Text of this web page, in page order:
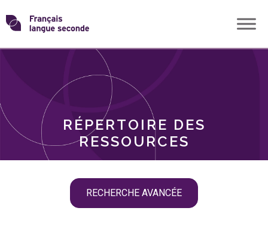
Skip
toTransformons
langue
RÉPERTOIRE DES
RESSOURCES
RECHERCHE AVANCÉE
THÈMES